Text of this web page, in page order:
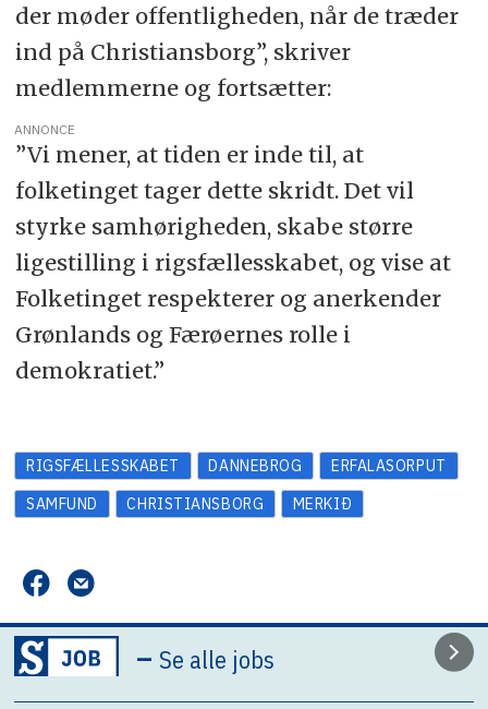
der møder offentligheden, når de træder
ind på Christiansborg”, skriver
medlemmerne og fortsætter:
ANNONCE
”Vi mener, at tiden er inde til, at
folketinget tager dette skridt. Det vil
styrke samhørigheden, skabe større
ligestilling i rigsfællesskabet, og vise at
Folketinget respekterer og anerkender
Grønlands og Færøernes rolle i
demokratiet.”
RIGSFÆLLESSKABET DANNEBROG
ERFALASORPUT
SAMFUND
CHRISTIANSBORG MERKIÐ
–Se alle jobs